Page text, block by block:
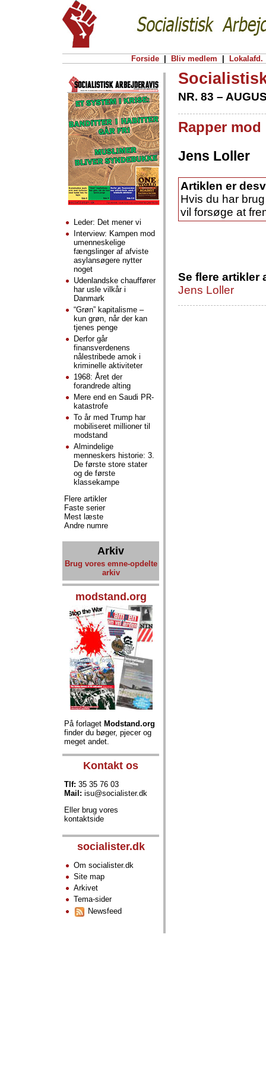
Forside Bliv medlem Lokalafd.
NR. 83 –
Rapper mod
Jens Loller
Artiklen er
Hvis du har
vil forsøge at
Se flere artikler
Jens Loller
Leder: Det mener vi
Interview: Kampen mod
umenneskelige
fængslinger af afviste
asylansøgere nytter
noget
Udenlandske chauffører
har usle vilkår i
Danmark
“Grøn” kapitalisme –
kun grøn, når der kan
tjenes penge
Derfor går
finansverdenens
nålestribede amok i
kriminelle aktiviteter
1968: Året der
forandrede alting
Mere end en Saudi PR-
katastrofe
To år med Trump har
mobiliseret millioner til
modstand
Almindelige
menneskers historie: 3.
De første store stater
og de første
klassekampe
Flere artikler
Faste serier
Mest læste
Andre numre
Arkiv
Brug vores emne-opdelte
arkiv
modstand.org
På forlaget Modstand.org
finder du bøger, pjecer og
meget andet.
Kontakt os
Tlf: 35 35 76 03
Mail: isu@socialister.dk
Eller brug vores
kontaktside
socialister.dk
Om socialister.dk
Site map
Arkivet
Tema-sider
Newsfeed